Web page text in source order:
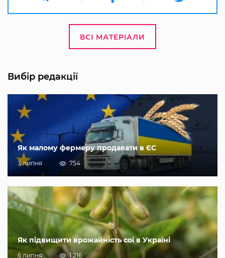
ВСІ МАТЕРІАЛИ
Вибір редакції
Як малому фермеру продавати в ЄС
3 липня 754
Як підвищити врожайність сої в Україні
6 липня 1 216